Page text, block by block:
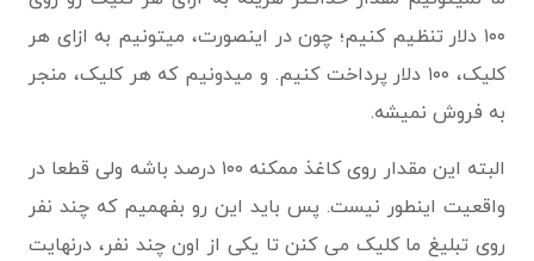
۱۰۰ دلار تنظیم کنیم؛ چون در اینصورت، میتونیم به ازای هر
کلیک، ۱۰۰ دلار پرداخت کنیم. و میدونیم که هر کلیک، منجر
به فروش نمیشه.
البته این مقدار روی کاغذ ممکنه ۱۰۰ درصد باشه ولی قطعا در
واقعیت اینطور نیست. پس باید این رو بفهمیم که چند نفر
روی تبلیغ ما کلیک می کنن تا یکی از اون چند نفر، درنهایت